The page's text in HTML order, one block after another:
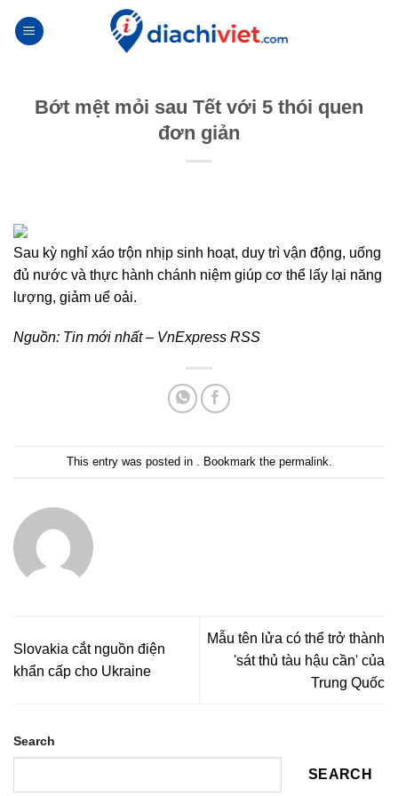
Bớt mệt mỏi sau Tết với 5 thói quen
đơn giản
Sau kỳ nghỉ xáo trộn nhịp sinh hoạt, duy trì vận động, uống
đủ nước và thực hành chánh niệm giúp cơ thể lấy lại năng
lượng, giảm uể oải.
Nguồn: Tin mới nhất – VnExpress RSS
This entry was posted in . Bookmark the permalink
Slovakia cắt nguồn điện
khẩn cấp cho Ukraine
Mẫu tên lửa có thể trở thành
'sát thủ tàu hậu cần' của
Trung Quốc
Search
SEARCH